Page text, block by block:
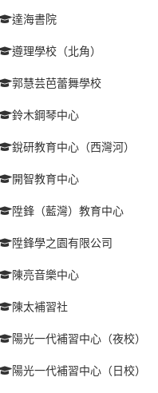
達海書院
遵理學校（北角）
郭慧芸芭蕾舞學校
鈴木鋼琴中心
銳研教育中心（西灣河）
開智教育中心
陞鋒（藍灣）教育中心
陞鋒學之園有限公司
陳亮音樂中心
陳太補習社
陽光一代補習中心（夜校）
陽光一代補習中心（日校）